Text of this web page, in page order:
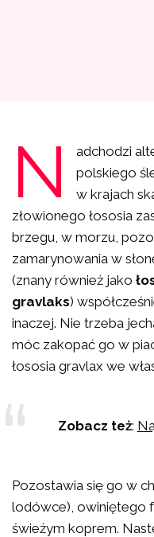
N
adchodzi
polskiego
w krajach
złowionego łososia
brzegu, w morzu,
zamarynowania w
(znany również jako
gravlaks)
inaczej. Nie trzeba
móc zakopać go w
łososia gravlax we
Zobacz też:
Pozostawia się go w
lodówce), owiniętego
świeżym koprem.